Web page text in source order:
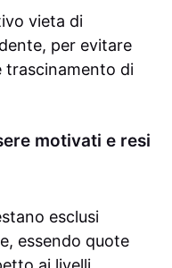
vieta di
per evitare
trascinamento di
motivati e resi
esclusi
essendo quote